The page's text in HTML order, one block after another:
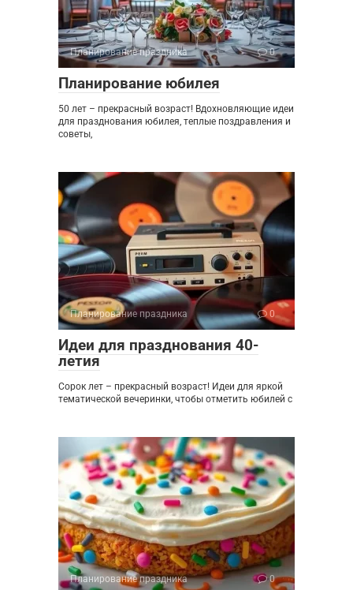
Планирование праздника 0
Планирование юбилея
50 лет – прекрасный возраст! Вдохновляющие идеи
для празднования юбилея, теплые поздравления и
советы,
Планирование праздника 0
Идеи для празднования 40-
летия
Сорок лет – прекрасный возраст! Идеи для яркой
тематической вечеринки, чтобы отметить юбилей с
Планирование праздника 0